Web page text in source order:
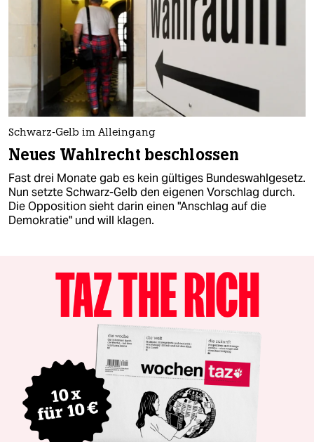
Schwarz-Gelb im Alleingang
Neues Wahlrecht beschlossen
Fast drei Monate gab es kein gültiges Bundeswahlgesetz.
Nun setzte Schwarz-Gelb den eigenen Vorschlag durch.
Die Opposition sieht darin einen "Anschlag auf die
Demokratie" und will klagen.